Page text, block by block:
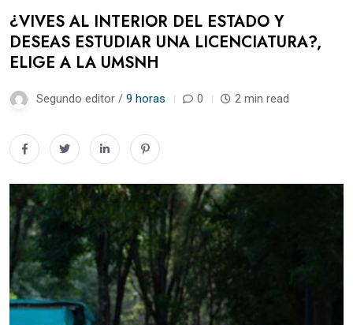
¿VIVES AL INTERIOR DEL ESTADO Y
DESEAS ESTUDIAR UNA LICENCIATURA?,
ELIGE A LA UMSNH
Segundo editor / 9 horas 0 2 min read